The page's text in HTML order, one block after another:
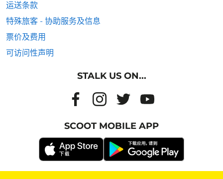
运送条款
特殊旅客 - 协助服务及信息
票价及费用
可访问性声明
STALK US ON...
SCOOT MOBILE APP